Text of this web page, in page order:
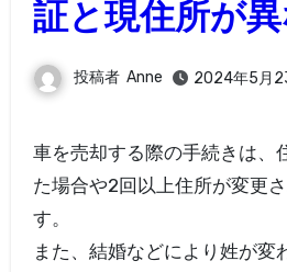
証と現住所が異
投稿者 Anne 2024年5月
車を売却する際の手続きは、住所の変更が1回あっ
た場合や2回以上住所が変更
す。
また、結婚などにより姓が変